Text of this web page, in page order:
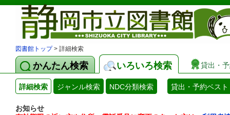
図書館トップ> 詳細検索
かんたん検索 いろいろ検索 貸出・
詳細検索 ジャンル検索 NDC分類検索 貸出・予約ベスト
お知らせ